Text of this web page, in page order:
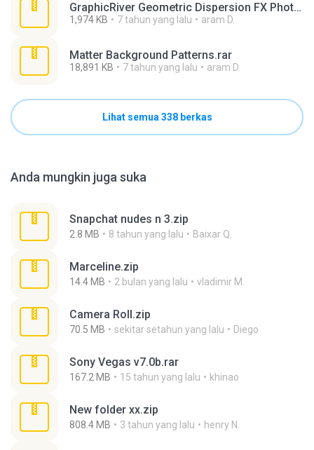
GraphicRiver Geometric Dispersion FX Photoshop (1).rar
1,974 KB 7 tahun yang lalu aram D.
Matter Background Patterns.rar
18,891 KB 7 tahun yang lalu aram D.
Lihat semua 338 berkas
Anda mungkin juga suka
Snapchat nudes n 3.zip
2.8 MB 8 tahun yang lalu Baixar Q.
Marceline.zip
14.4 MB 2 bulan yang lalu vladimir M.
Camera Roll.zip
70.5 MB sekitar setahun yang lalu Diego
Sony Vegas v7.0b.rar
167.2 MB 15 tahun yang lalu khinao
New folder xx.zip
808.4 MB 3 tahun yang lalu henry N.